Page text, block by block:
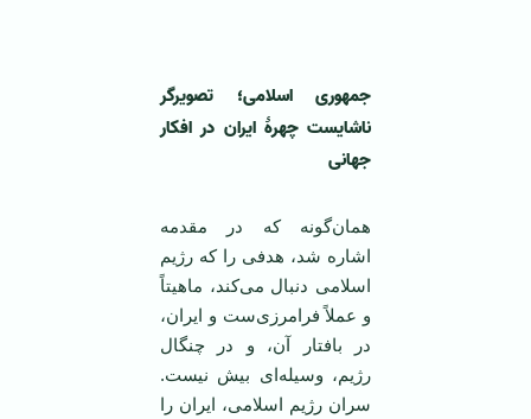
جمهوری اسلامی؛ تصویرگر
ناشایست چهرۀ ایران در افکار
جهانی
همان‌گونه که در مقدمه
اشاره شد، هدفی را که رژیم
اسلامی دنبال می‌کند، ماهیتاً
و عملاً فرامرزی‌ست و ایران،
در بافتار آن، و در چنگال
رژیم، وسیله‌ای بیش نیست.
سران رژیم اسلامی، ایران را